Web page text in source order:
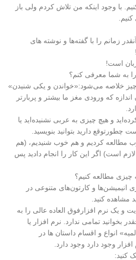
با وجود اینکه من تلاش کردم ولی باز
زمانم را با گفته‌ها و نوشته های
است!
به شما معرفی کنم؟
خلاصه می‌شود:«خواندن و یکی شنیدن»
که ورودی مغز ما بیشتر و پربارتر
و هیچ چیزی به عربی نشنیده‌اید یا
چطورتوقع دارید بتوانید بنویسید.
مطالعه کردیم و هم خوب شنیدیم، (هم
است) اگر این کار را انجام دادید پس
مطالعه کنیم؟
انیمیشن‌ها و کارتون‌های متنوعی در
مشاهده کنید.
و یک نرم افزارفوق العاده عالی را به
تمامی ندارد. نرم افزار یا
انواع و اقسام داستان ها در
وجود دارد وجود دارد.
کنید: